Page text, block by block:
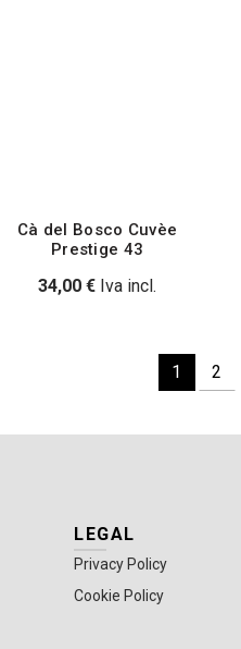
Cà del Bosco Cuvèe
Prestige 43
34,00€ Iva incl.
1 2
LEGAL
Privacy Policy
Cookie Policy